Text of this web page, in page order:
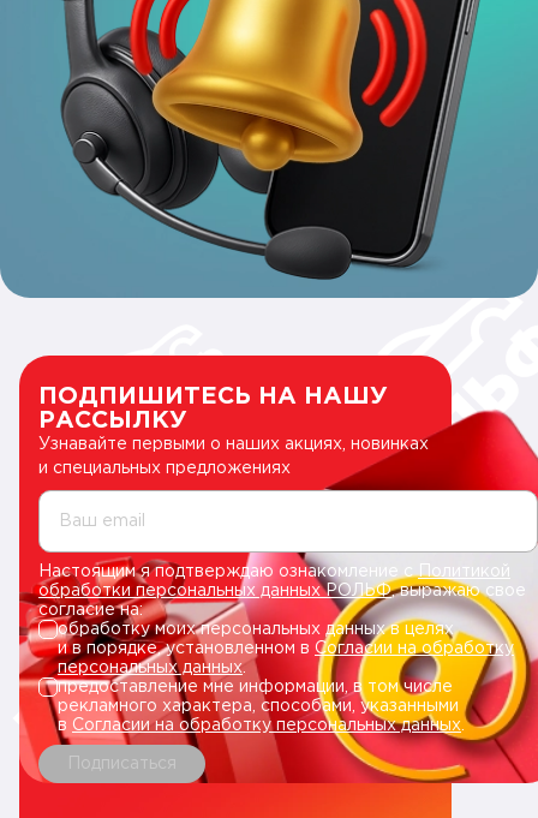
ПОДПИШИТЕСЬ НА НАШУ
РАССЫЛКУ
Узнавайте первыми о наших акциях, новинках
и специальных предложениях
Ваш email
Настоящим я подтверждаю ознакомление сПолитикой
обработки персональных данных РОЛЬФ, выражаю свое
согласие на:
обработку моих персональных данных в целях
и в порядке, установленном в Согласии на обработку
персональных данных.
предоставление мне информации, в том числе
рекламного характера, способами, указанными
в Согласии на обработку персональных данных
Подписаться